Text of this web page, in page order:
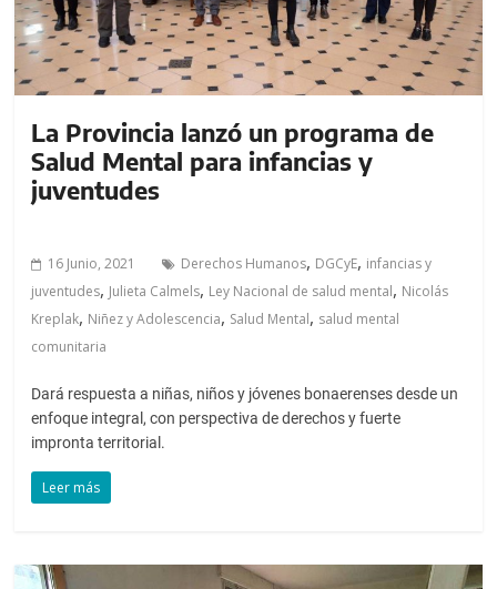
La Provincia lanzó un programa de
Salud Mental para infancias y
juventudes
16 Junio, 2021 Derechos Humanos, DGCyE, infancias y
juventudes, Julieta Calmels, Ley Nacional de salud mental, Nicolás
Kreplak, Niñez y Adolescencia, Salud Mental, salud mental
comunitaria
Dará respuesta a niñas, niños y jóvenes bonaerenses desde un
enfoque integral, con perspectiva de derechos y fuerte
impronta territorial.
Leer más